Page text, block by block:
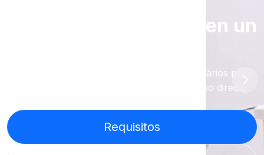
Trámites y requisitos en un
Requisitos ambientales, instructivos y formularios para
empresas y productores mineros, con acceso directo.
Requisitos